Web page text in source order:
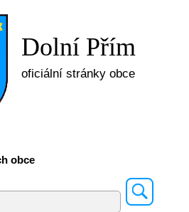
Dolní Přím
oficiální stránky obce
obce